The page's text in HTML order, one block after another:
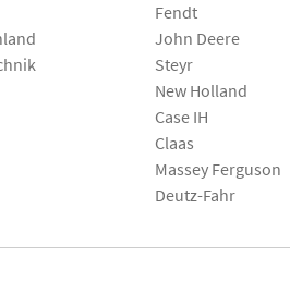
Fendt
John Deere
Steyr
New Holland
Case IH
Claas
Massey Ferguson
Deutz-Fahr